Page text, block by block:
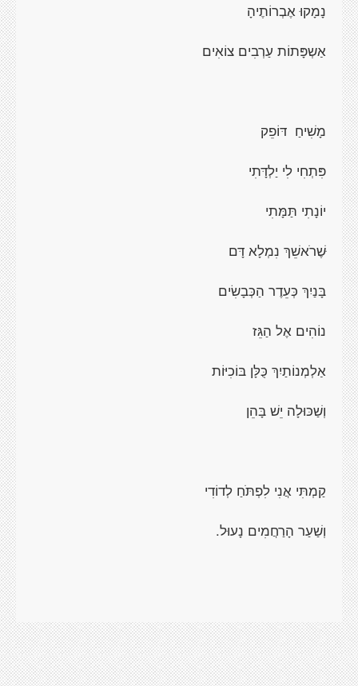
נָמָקוּ אֶבְרוֹתֶיהָ
אַשְפָּתוֹת עַרְבִים צוֹאִים
מָשִׁיחַ דּוֹפֵק
פִּתְחִי לִי יַלְדָּתִי
יוֹנָתִי תַּמָּתִי
ּשֶׁרֹאשֵׁךְ נִמְלָא דָּם
בָּנַיִךְ כְּעֵדֶר הַכְּבָשִׂים
נוֹהִים אֶל הַגֵּז
אַלְמְנוֹתַיִךְ כֻּלָּן בּוֹכִיּוֹת
וְשַׁכּוּלָה יֵשׁ בָּהֵן
קַמְתִּי אֲנִי לִפְתֹּחַ לְדוֹדִי
וְשַׁעַר הָרַחֲמִים נָעוּל.